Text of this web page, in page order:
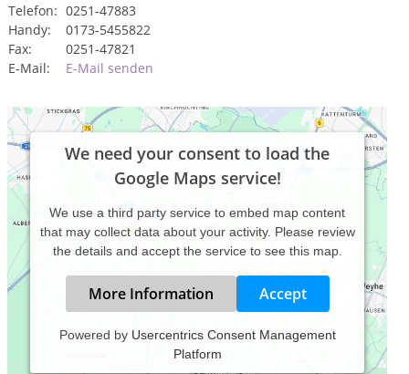
Telefon: 0251-47883
Handy:
0173-5455822
Fax:
0251-47821
E-Mail:
E-Mail senden
We need your consent to load the
Google Maps service!
We use a third party service to embed map content
that may collect data about your activity. Please review
the details and accept the service to see this map.
More Information Accept
Powered by Usercentrics Consent Management
Platform